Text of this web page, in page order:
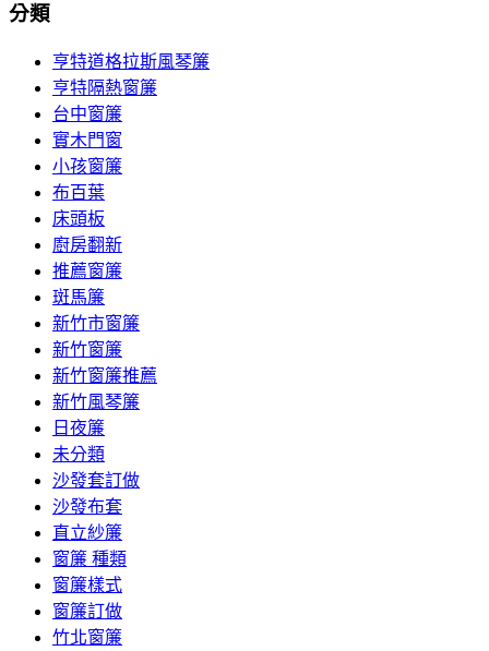
分類
亨特道格拉斯風琴簾
亨特隔熱窗簾
台中窗簾
實木門窗
小孩窗簾
布百葉
床頭板
廚房翻新
推薦窗簾
斑馬簾
新竹市窗簾
新竹窗簾
新竹窗簾推薦
新竹風琴簾
日夜簾
未分類
沙發套訂做
沙發布套
直立紗簾
窗簾 種類
窗簾樣式
窗簾訂做
竹北窗簾